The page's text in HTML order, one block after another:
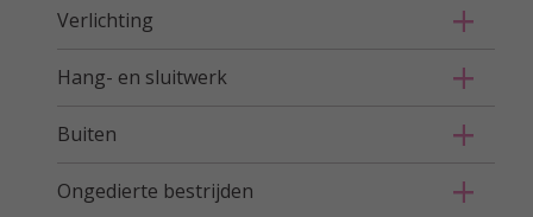
Verlichting
Hang- en sluitwerk
Buiten
Ongedierte bestrijden